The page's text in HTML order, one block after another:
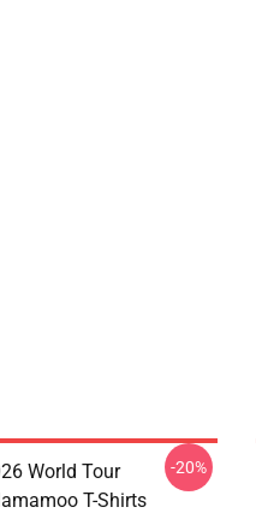
World Tour
T-Shirts
-20%